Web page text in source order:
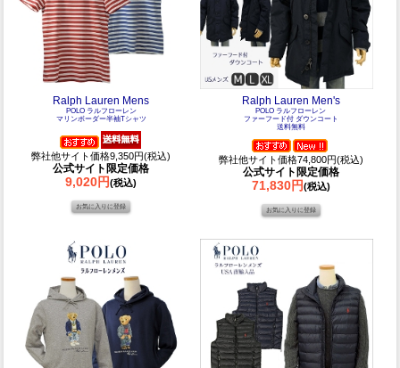
Ralph Lauren Mens
POLO ラルフローレン
マリンボーダー半袖Tシャツ
弊社他サイト価格9,350円(税込)
公式サイト限定価格
9,020円(税込)
Ralph Lauren Men's
POLO ラルフローレン
ファーフード付 ダウンコート
送料無料
弊社他サイト価格74,800円(税込)
公式サイト限定価格
71,830円(税込)